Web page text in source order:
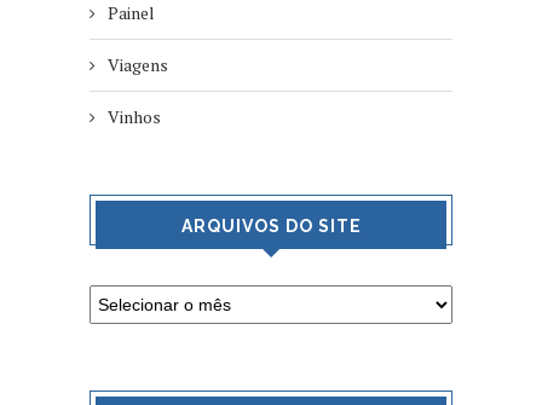
Painel
Viagens
Vinhos
ARQUIVOS DO SITE